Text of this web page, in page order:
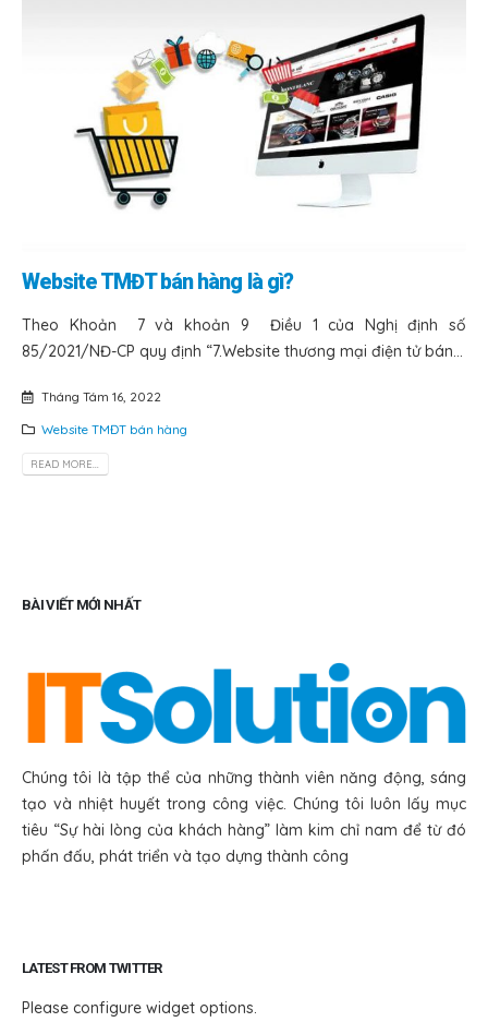
Website TMĐT bán hàng là gì?
Theo Khoản 7 và khoản 9 Điều 1 của Nghị định số
85/2021/NĐ-CP quy định “7.Website thương mại điện tử bán...
Tháng Tám 16, 2022
Website TMĐT bán hàng
READ MORE...
BÀI VIẾT MỚI NHẤT
Chúng tôi là tập thể của những thành viên năng động, sáng
tạo và nhiệt huyết trong công việc. Chúng tôi luôn lấy mục
tiêu “Sự hài lòng của khách hàng” làm kim chỉ nam để từ đó
phấn đấu, phát triển và tạo dựng thành công
LATEST FROM TWITTER
Please configure widget options.